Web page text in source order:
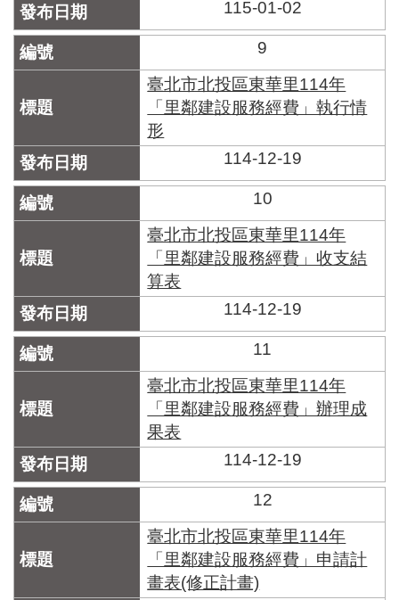
115-01-02
9
臺北市北投區東華里114年
「里鄰建設服務經費」執行情
形
114-12-19
10
臺北市北投區東華里114年
「里鄰建設服務經費」收支結
算表
114-12-19
11
臺北市北投區東華里114年
「里鄰建設服務經費」辦理成
果表
114-12-19
12
臺北市北投區東華里114年
「里鄰建設服務經費」申請計
畫表(修正計畫)